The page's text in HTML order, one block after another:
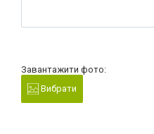
Завантажити фото:
Вибрати